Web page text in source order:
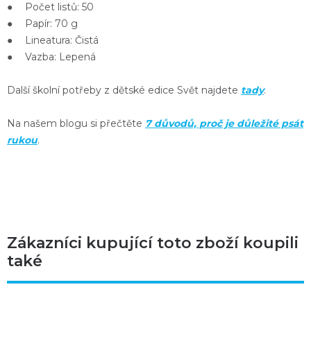
● Počet listů: 50
● Papír: 70 g
● Lineatura: Čistá
● Vazba: Lepená
Další školní potřeby z dětské edice Svět najdete tady.
Na našem blogu si přečtěte 7 důvodů, proč je důležité psát
rukou.
Zákazníci kupující toto zboží koupili
také